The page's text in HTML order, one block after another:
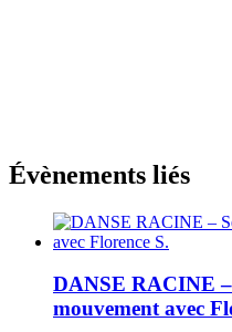
Évènements liés
DANSE RACINE –
mouvement avec